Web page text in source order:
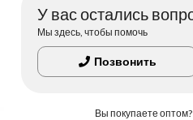
У вас остались
Мы здесь, чтобы помочь
Позвонить
Вы покупаете